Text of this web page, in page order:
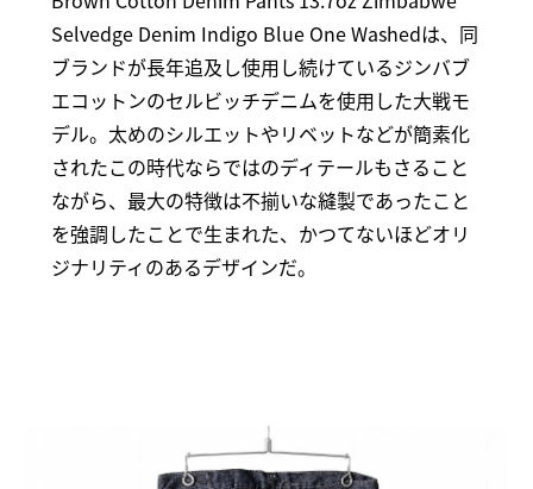
Selvedge Denim Indigo Blue One Washedは、同
ブランドが長年追及し使用し続けているジンバブ
エコットンのセルビッチデニムを使用した大戦モ
デル。太めのシルエットやリベットなどが簡素化
されたこの時代ならではのディテールもさること
ながら、最大の特徴は不揃いな縫製であったこと
を強調したことで生まれた、かつてないほどオリ
ジナリティのあるデザインだ。